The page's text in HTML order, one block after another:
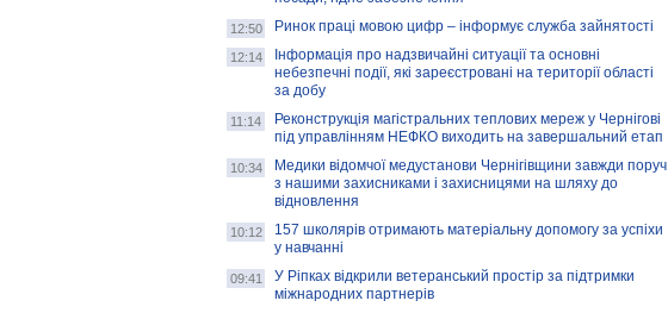
12:50 Ринок праці мовою цифр – інформує служба зайнятості
12:14
Інформація про надзвичайні ситуації та основні
небезпечні події, які зареєстровані на території області
за добу
11:14
Реконструкція магістральних теплових мереж у Чернігові
під управлінням НЕФКО виходить на завершальний етап
10:34
Медики відомчої медустанови Чернігівщини завжди поруч
з нашими захисниками і захисницями на шляху до
відновлення
10:12
157 школярів отримають матеріальну допомогу за успіхи
у навчанні
09:41
У Ріпках відкрили ветеранський простір за підтримки
міжнародних партнерів